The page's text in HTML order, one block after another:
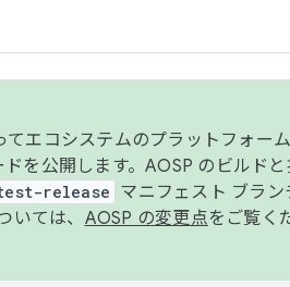
エコシステムのプラットフォー
を公開します。AOSP のビルドと
release マニフェスト ブラ
いては、 AOSP の変更点をご覧く